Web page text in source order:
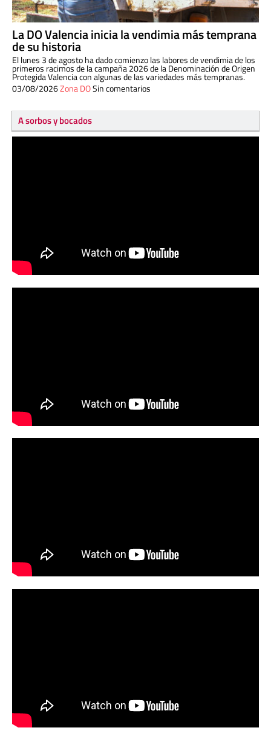
La DO Valencia inicia la vendimia más temprana
de su historia
El lunes 3 de agosto ha dado comienzo las labores de vendimia de los
primeros racimos de la campaña 2026 de la Denominación de Origen
Protegida Valencia con algunas de las variedades más tempranas.
03/08/2026Zona DOSin comentarios
A sorbos y bocados